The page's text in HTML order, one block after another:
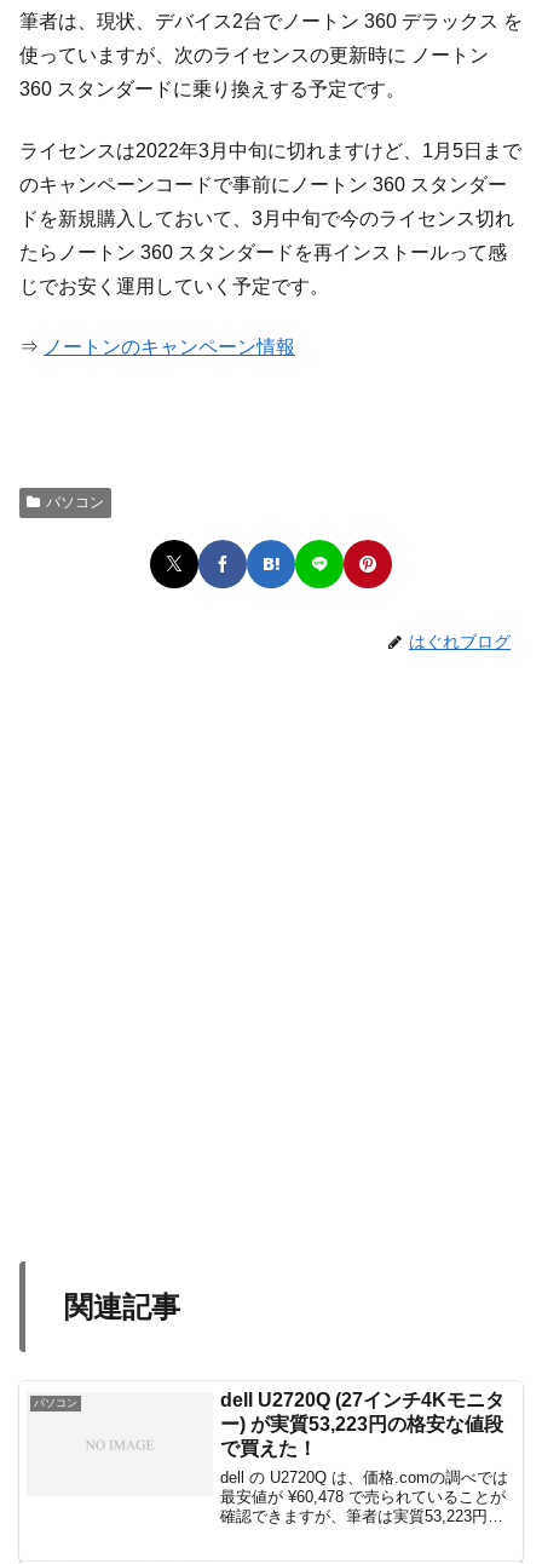
筆者は、現状、デバイス2台でノートン 360 デラックス を
使っていますが、次のライセンスの更新時に ノートン
360 スタンダードに乗り換えする予定です。
ライセンスは2022年3月中旬に切れますけど、1月5日まで
のキャンペーンコードで事前にノートン 360 スタンダー
ドを新規購入しておいて、3月中旬で今のライセンス切れ
たらノートン 360 スタンダードを再インストールって感
じでお安く運用していく予定です。
⇒ ノートンのキャンペーン情報
パソコン
はぐれブログ
関連記事
パソコン
dell U2720Q (27インチ4Kモニタ
ー) が実質53,223円の格安な値段
で買えた！
dell の U2720Q は、価格.comの調べでは
最安値が ¥60,478 で売られていることが
確認できますが、筆者は実質53,223円で